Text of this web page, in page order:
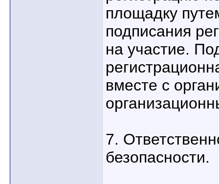
площадку
подписания
на участие.
вместе с
7.
безопасности.